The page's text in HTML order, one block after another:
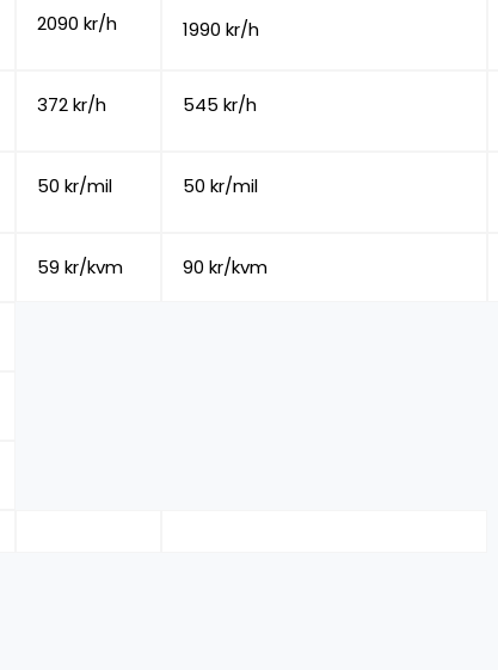
2090 kr/h 1990 kr/h
372 kr/h 545 kr/h
50 kr/mil 50 kr/mil
59 kr/kvm 90 kr/kvm